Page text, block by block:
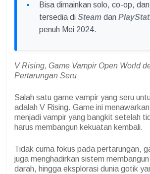
Bisa dimainkan solo, co-op,
tersedia di Steam dan
penuh Mei 2024.
V Rising, Game Vampir Open World
Pertarungan Seru
Salah satu game vampir yang seru
adalah V Rising. Game ini
menjadi vampir yang bangkit setelah
harus membangun kekuatan kembali.
Tidak cuma fokus pada pertarungan,
juga menghadirkan sistem
darah, hingga eksplorasi dunia gotik